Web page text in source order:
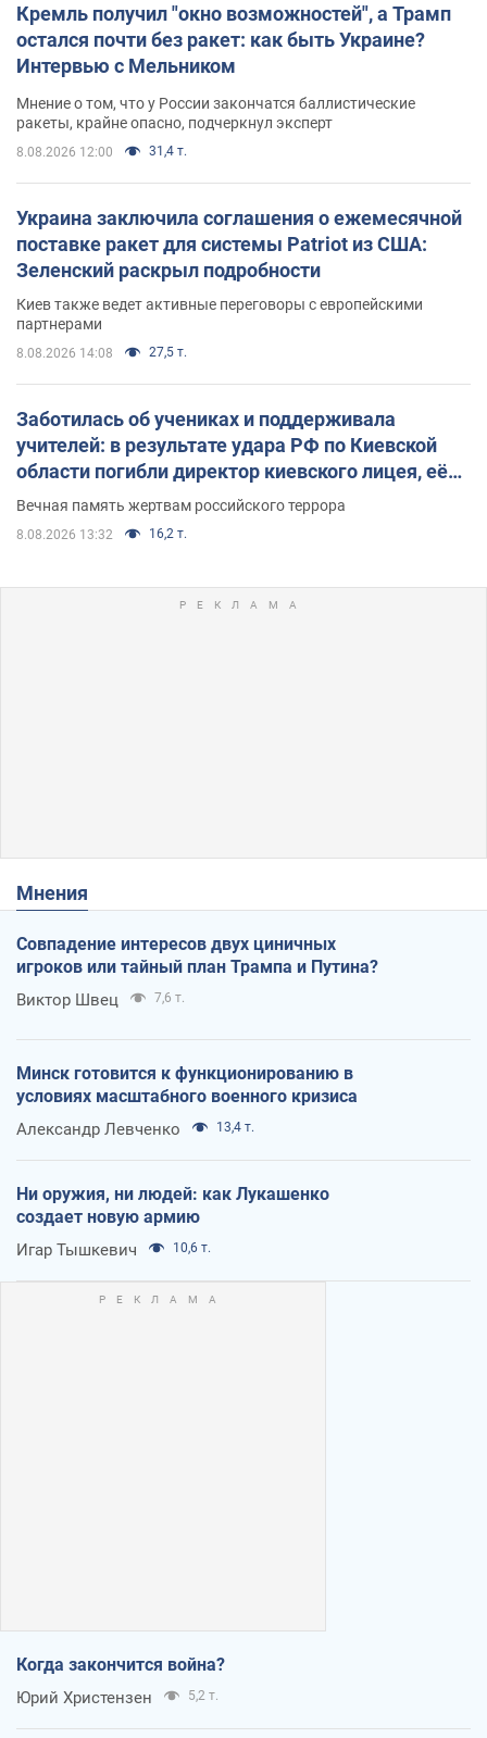
Кремль получил "окно возможностей", а Трамп
остался почти без ракет: как быть Украине?
Интервью с Мельником
Мнение о том, что у России закончатся баллистические
ракеты, крайне опасно, подчеркнул эксперт
8.08.2026 12:00 31,4 т.
Украина заключила соглашения о ежемесячной
поставке ракет для системы Patriot из США:
Зеленский раскрыл подробности
Киев также ведет активные переговоры с европейскими
партнерами
8.08.2026 14:08 27,5 т.
Заботилась об учениках и поддерживала
учителей: в результате удара РФ по Киевской
области погибли директор киевского лицея, её
муж и внук
Вечная память жертвам российского террора
8.08.2026 13:32 16,2 т.
Мнения
Совпадение интересов двух циничных
игроков или тайный план Трампа и Путина?
Виктор Швец 7,6 т.
Минск готовится к функционированию в
условиях масштабного военного кризиса
Александр Левченко 13,4 т.
Ни оружия, ни людей: как Лукашенко
создает новую армию
Игар Тышкевич 10,6 т.
Когда закончится война?
Юрий Христензен 5,2 т.